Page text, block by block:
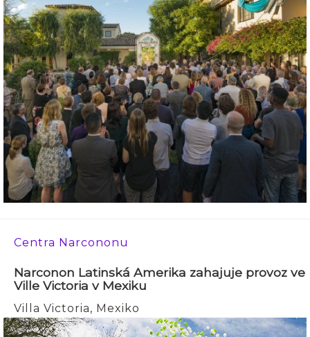
Centra Narcononu
Narconon Latinská Amerika zahajuje provoz ve
Ville Victoria v Mexiku
Villa Victoria, Mexiko